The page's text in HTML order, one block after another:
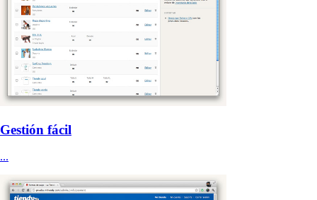
Gestión fácil
...